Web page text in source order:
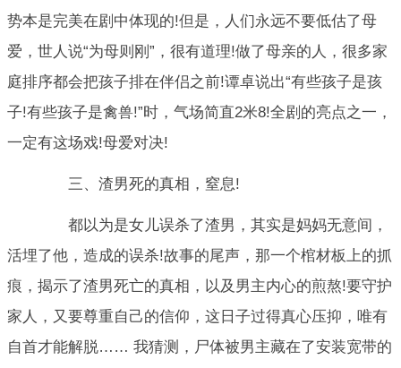
势本是完美在剧中体现的!但是，人们永远不要低估了母
爱，世人说“为母则刚”，很有道理!做了母亲的人，很多家
庭排序都会把孩子排在伴侣之前!谭卓说出“有些孩子是孩
子!有些孩子是禽兽!”时，气场简直2米8!全剧的亮点之一，
一定有这场戏!母爱对决!
三、渣男死的真相，窒息!
都以为是女儿误杀了渣男，其实是妈妈无意间，
活埋了他，造成的误杀!故事的尾声，那一个棺材板上的抓
痕，揭示了渣男死亡的真相，以及男主内心的煎熬!要守护
家人，又要尊重自己的信仰，这日子过得真心压抑，唯有
自首才能解脱…… 我猜测，尸体被男主藏在了安装宽带的